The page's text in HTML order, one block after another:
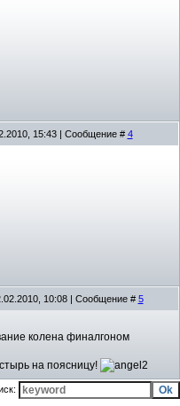
15:43 | Сообщение # 4
10:08 | Сообщение # 5
колена финалгоном
на поясницу!